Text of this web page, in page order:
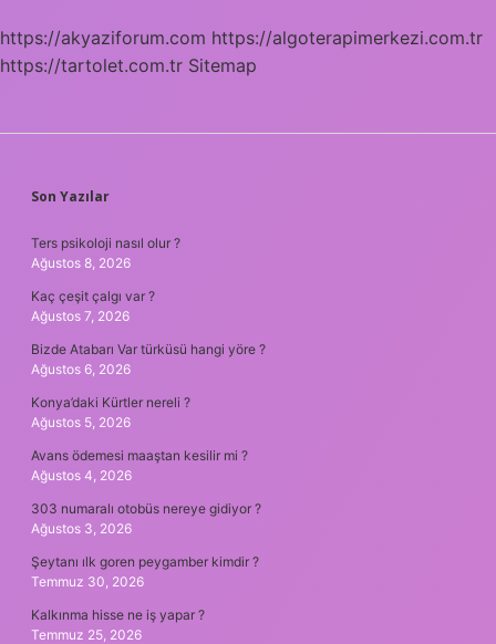
https://akyaziforum.com https://algoterapimerkezi.com.tr
https://tartolet.com.tr Sitemap
SIDEBAR
Son Yazılar
Ters psikoloji nasıl olur ?
Ağustos 8, 2026
Kaç çeşit çalgı var ?
Ağustos 7, 2026
Bizde Atabarı Var türküsü hangi yöre ?
Ağustos 6, 2026
Konya’daki Kürtler nereli ?
Ağustos 5, 2026
Avans ödemesi maaştan kesilir mi ?
Ağustos 4, 2026
303 numaralı otobüs nereye gidiyor ?
Ağustos 3, 2026
Şeytanı ılk goren peygamber kimdir ?
Temmuz 30, 2026
Kalkınma hisse ne iş yapar ?
Temmuz 25, 2026